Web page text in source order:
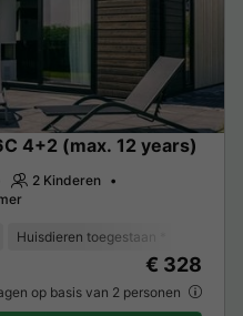
4+2 (max. 12 years)
2 Kinderen
Huisdieren toegestaan *
€ 328
op basis van 2 personen